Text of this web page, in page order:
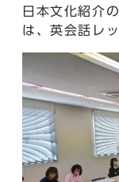
日本文化紹介
は、英会話レ